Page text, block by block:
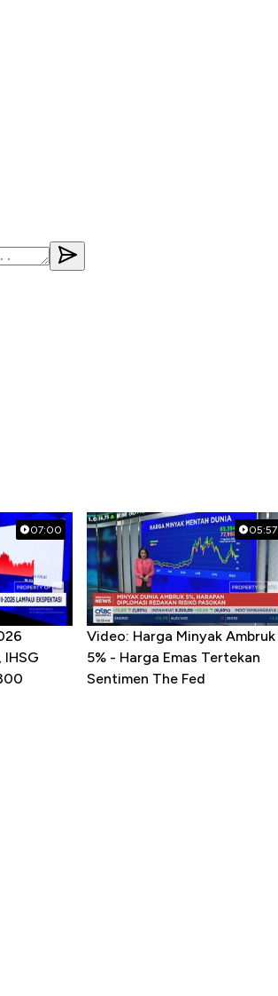
07:00
IHSG
05:57
Video: Harga Minyak Ambruk
5% - Harga Emas Tertekan
Sentimen The Fed